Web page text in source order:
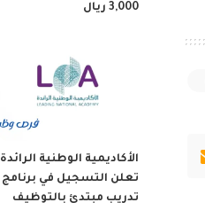
3,000 ريال
الأكاديمية الوطنية الرائدة
تعلن التسجيل في برنامج
تدريب مبتدئ بالتوظيف